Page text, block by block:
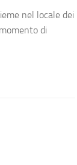
nel locale dei
di